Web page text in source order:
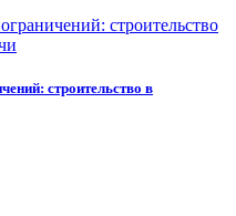
строительство в